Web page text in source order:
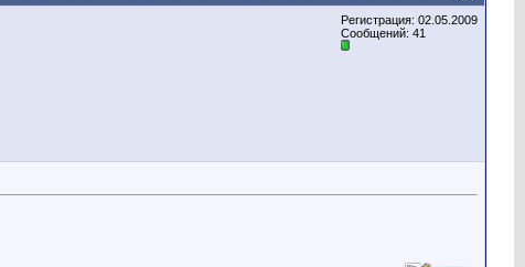
Регистрация: 02.05.2009
Сообщений: 41